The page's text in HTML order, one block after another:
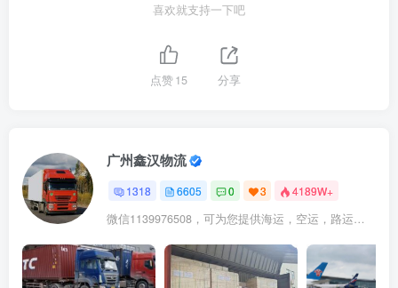
喜欢就支持一下吧
点赞15 分享
广州鑫汉物流
1318 6605 0 3 4189W+
微信1139976508，可为您提供海运，空运，路运，铁路运输